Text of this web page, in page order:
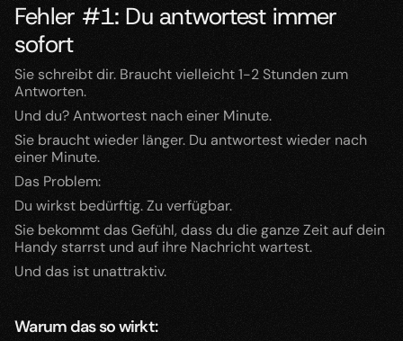
Fehler #1: Du antwortest immer
sofort
Sie schreibt dir. Braucht vielleicht 1-2 Stunden zum
Antworten.
Und du? Antwortest nach einer Minute.
Sie braucht wieder länger. Du antwortest wieder nach
einer Minute.
Das Problem:
Du wirkst bedürftig. Zu verfügbar.
Sie bekommt das Gefühl, dass du die ganze Zeit auf dein
Handy starrst und auf ihre Nachricht wartest.
Und das ist unattraktiv.
Warum das so wirkt: